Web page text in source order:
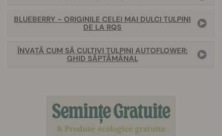
BLUEBERRY - ORIGINILE CELEI MAI DULCI TULPINI
DE LA RQS
ÎNVAȚĂ CUM SĂ CULTIVI TULPINI AUTOFLOWER:
GHID SĂPTĂMÂNAL